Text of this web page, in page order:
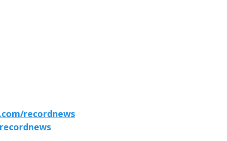
recordnews